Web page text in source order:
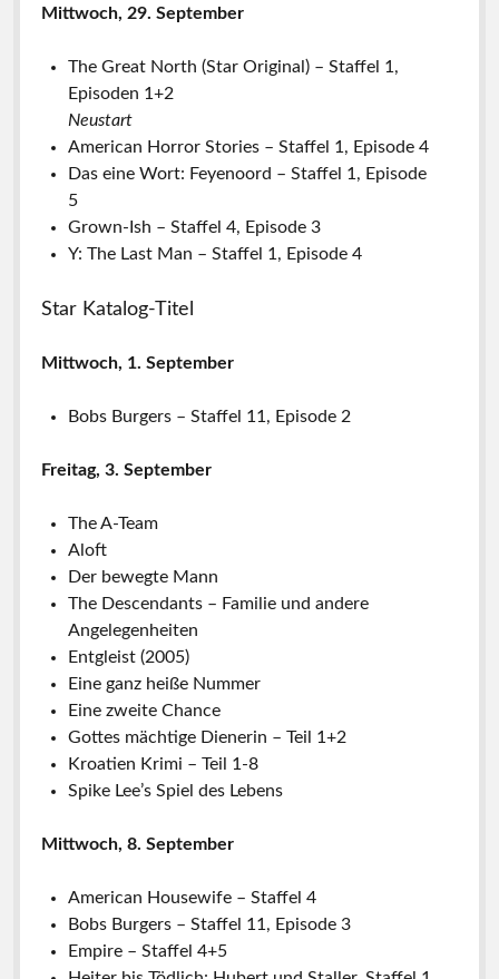
Mittwoch, 29. September
The Great North (Star Original) – Staffel 1,
Episoden 1+2
Neustart
American Horror Stories – Staffel 1, Episode 4
Das eine Wort: Feyenoord – Staffel 1, Episode
5
Grown-Ish – Staffel 4, Episode 3
Y: The Last Man – Staffel 1, Episode 4
Star Katalog-Titel
Mittwoch, 1. September
Bobs Burgers – Staffel 11, Episode 2
Freitag, 3. September
The A-Team
Aloft
Der bewegte Mann
The Descendants – Familie und andere
Angelegenheiten
Entgleist (2005)
Eine ganz heiße Nummer
Eine zweite Chance
Gottes mächtige Dienerin – Teil 1+2
Kroatien Krimi – Teil 1-8
Spike Lee’s Spiel des Lebens
Mittwoch, 8. September
American Housewife – Staffel 4
Bobs Burgers – Staffel 11, Episode 3
Empire – Staffel 4+5